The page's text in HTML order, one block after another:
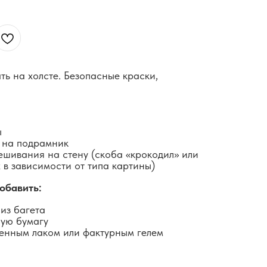
на холсте. Безопасные краски,
на подрамник
на стену (скоба «крокодил» или
зависимости от типа картины)
багета
бумагу
лаком или фактурным гелем